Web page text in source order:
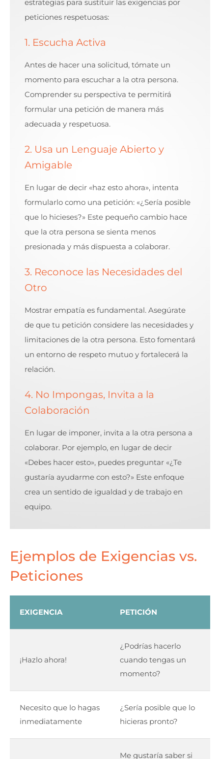
estrategias para sustituir las exigencias por
peticiones respetuosas:
1. Escucha Activa
Antes de hacer una solicitud, tómate un
momento para escuchar a la otra persona.
Comprender su perspectiva te permitirá
formular una petición de manera más
adecuada y respetuosa.
2. Usa un Lenguaje Abierto y
Amigable
En lugar de decir «haz esto ahora», intenta
formularlo como una petición: «¿Sería posible
que lo hicieses?» Este pequeño cambio hace
que la otra persona se sienta menos
presionada y más dispuesta a colaborar.
3. Reconoce las Necesidades del
Otro
Mostrar empatía es fundamental. Asegúrate
de que tu petición considere las necesidades y
limitaciones de la otra persona. Esto fomentará
un entorno de respeto mutuo y fortalecerá la
relación.
4. No Impongas, Invita a la
Colaboración
En lugar de imponer, invita a la otra persona a
colaborar. Por ejemplo, en lugar de decir
«Debes hacer esto», puedes preguntar «¿Te
gustaría ayudarme con esto?» Este enfoque
crea un sentido de igualdad y de trabajo en
equipo.
Ejemplos de Exigencias vs.
Peticiones
EXIGENCIA PETICIÓN
¡Hazlo ahora!
¿Podrías hacerlo
cuando tengas un
momento?
Necesito que lo hagas
inmediatamente
¿Sería posible que lo
hicieras pronto?
Me gustaría saber si